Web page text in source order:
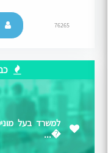
76265
למשרד בעל
�...